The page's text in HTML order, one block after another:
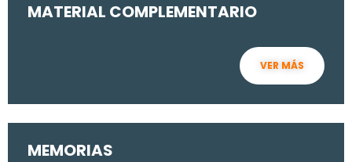
MATERIAL COMPLEMENTARIO
VER MÁS
MEMORIAS